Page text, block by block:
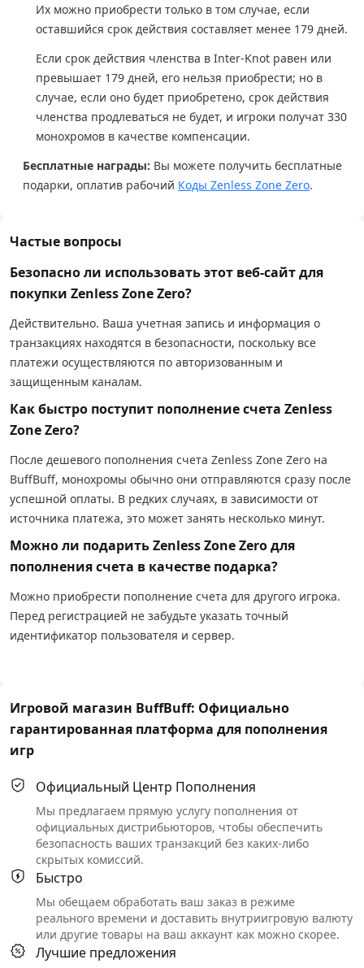
Их можно приобрести только в том случае, если
оставшийся срок действия составляет менее 179 дней.
Если срок действия членства в Inter-Knot равен или
превышает 179 дней, его нельзя приобрести; но в
случае, если оно будет приобретено, срок действия
членства продлеваться не будет, и игроки получат 330
монохромов в качестве компенсации.
Бесплатные награды: Вы можете получить бесплатные
подарки, оплатив рабочий Коды Zenless Zone Zero.
Частые вопросы
Безопасно ли использовать этот веб-сайт для
покупки Zenless Zone Zero?
Действительно. Ваша учетная запись и информация о
транзакциях находятся в безопасности, поскольку все
платежи осуществляются по авторизованным и
защищенным каналам.
Как быстро поступит пополнение счета Zenless
Zone Zero?
После дешевого пополнения счета Zenless Zone Zero на
BuffBuff, монохромы обычно они отправляются сразу после
успешной оплаты. В редких случаях, в зависимости от
источника платежа, это может занять несколько минут.
Можно ли подарить Zenless Zone Zero для
пополнения счета в качестве подарка?
Можно приобрести пополнение счета для другого игрока.
Перед регистрацией не забудьте указать точный
идентификатор пользователя и сервер.
Игровой магазин BuffBuff: Официально
гарантированная платформа для пополнения
игр
Официальный Центр Пополнения
Мы предлагаем прямую услугу пополнения от
официальных дистрибьюторов, чтобы обеспечить
безопасность ваших транзакций без каких-либо
скрытых комиссий.
Быстро
Мы обещаем обработать ваш заказ в режиме
реального времени и доставить внутриигровую валюту
или другие товары на ваш аккаунт как можно скорее.
Лучшие предложения